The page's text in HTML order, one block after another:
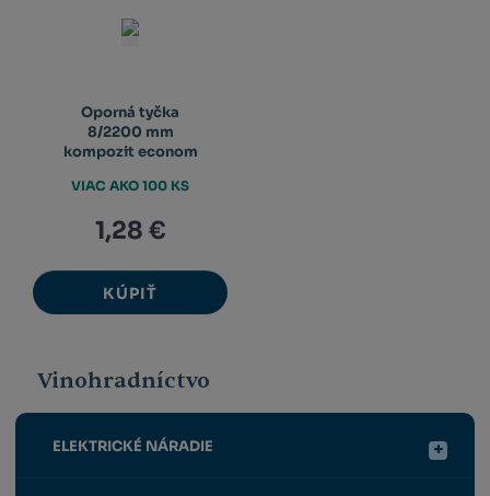
Oporná tyčka
8/2200 mm
kompozit econom
1,28 €
KÚPIŤ
VIAC AKO 100 KS
Vinohradníctvo
ELEKTRICKÉ NÁRADIE